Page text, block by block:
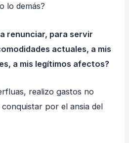
lo demás?
renunciar, para servir
actuales, a mis
a mis legítimos afectos?
realizo gastos no
conquistar por el ansia del